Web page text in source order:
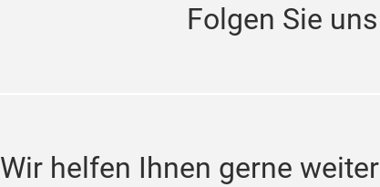
Folgen Sie
Wir helfen Ihnen gerne weiter